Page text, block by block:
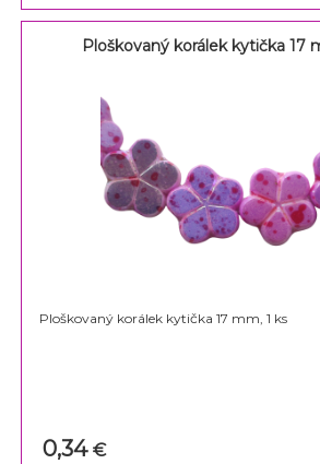
Ploškovaný korálek kytička 17
Ploškovaný korálek kytička 17 mm, 1 ks
0,34€